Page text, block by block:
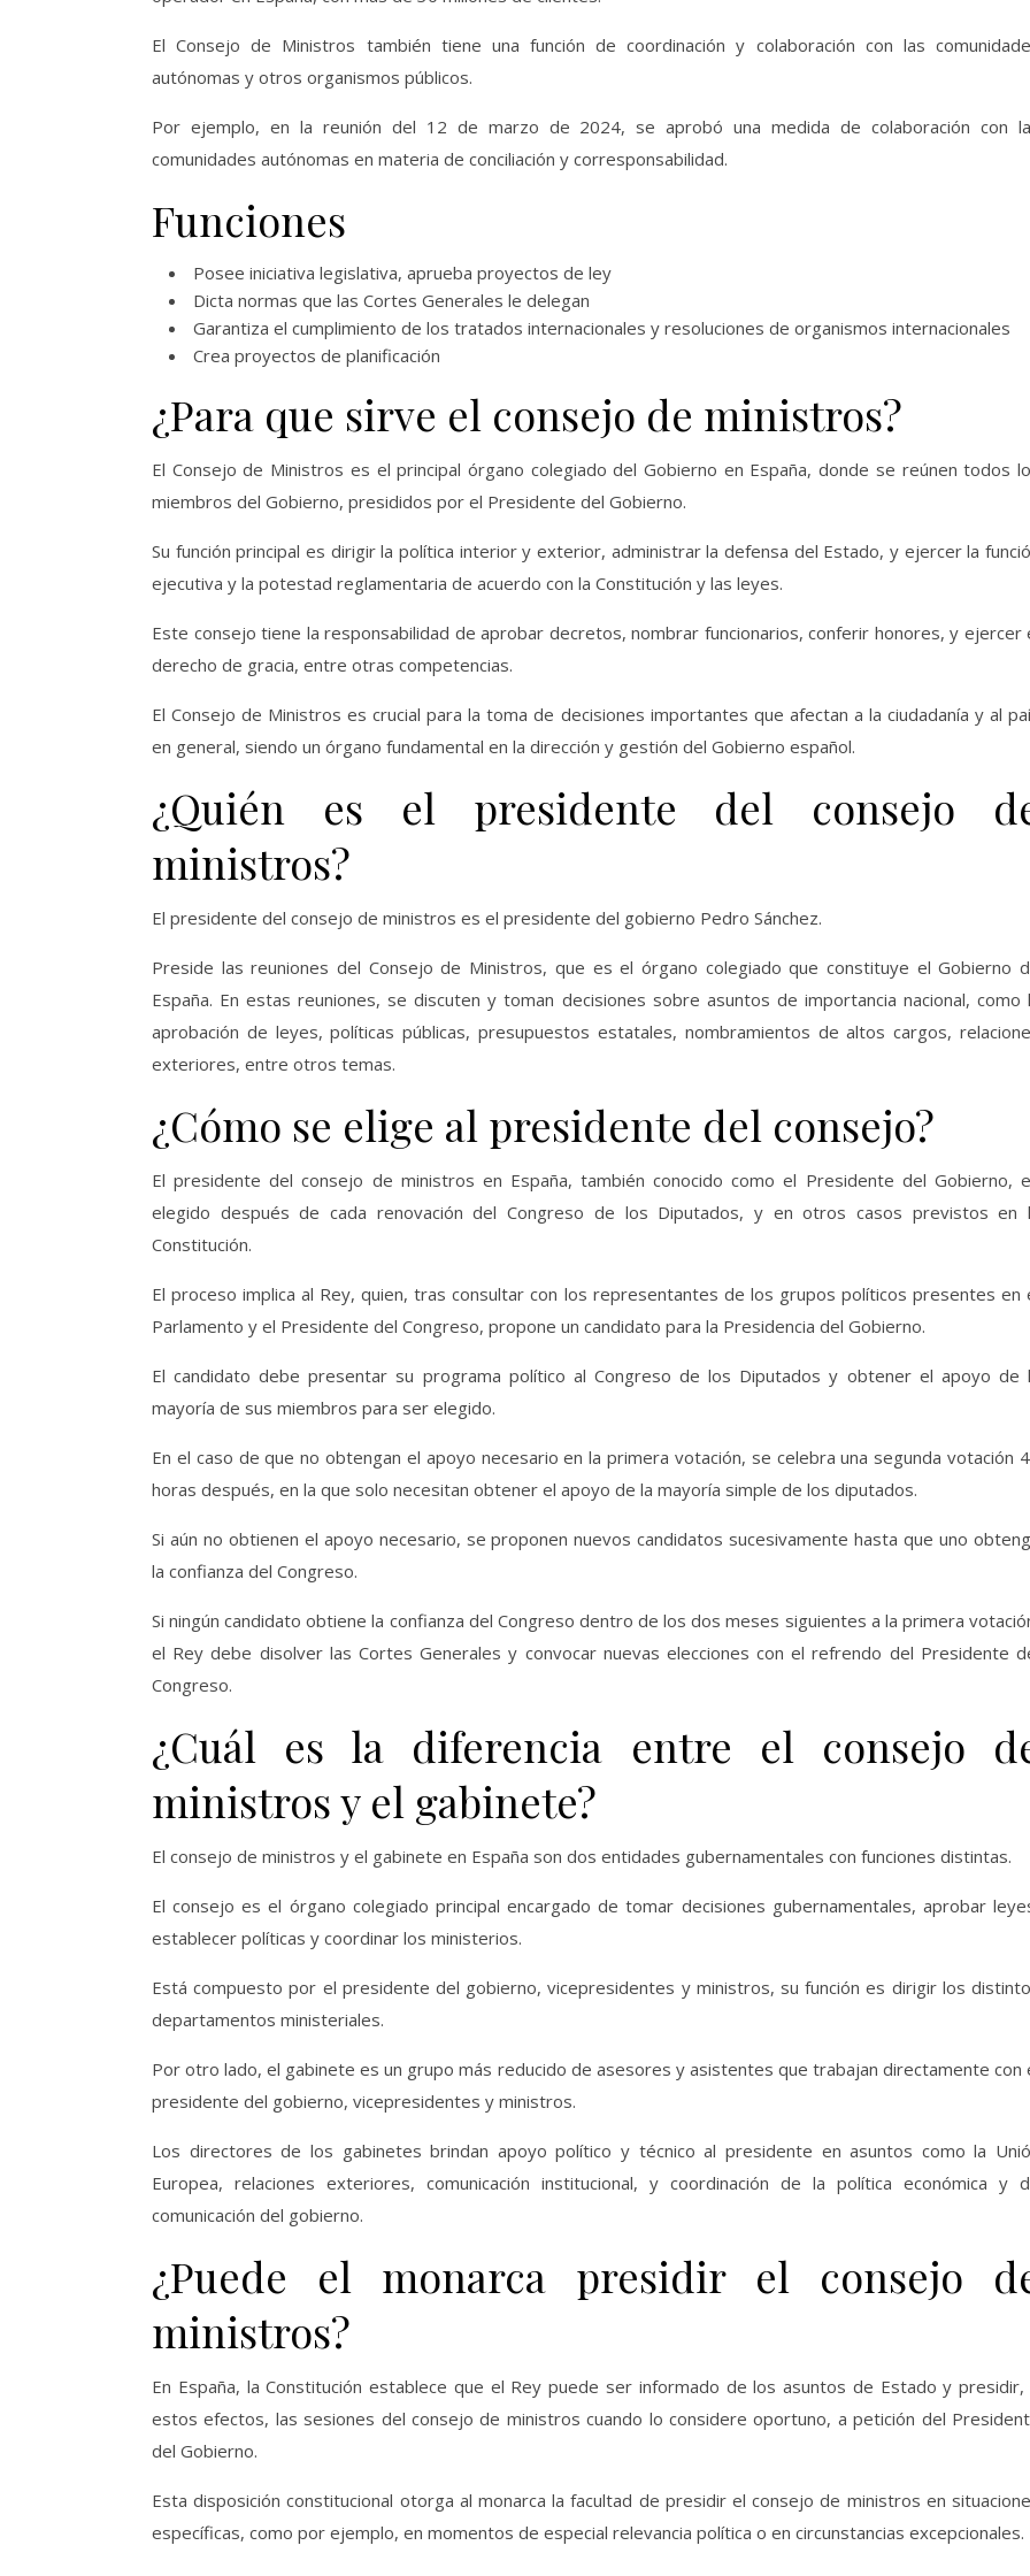
El Consejo de Ministros también tiene una función de coordinación y colaboración con las
autónomas y otros organismos públicos.
Por ejemplo, en la reunión del 12 de marzo de 2024, se aprobó una medida de colaboración con
comunidades autónomas en materia de conciliación y corresponsabilidad.
Funciones
Posee iniciativa legislativa, aprueba proyectos de ley
Dicta normas que las Cortes Generales le delegan
Garantiza el cumplimiento de los tratados internacionales y resoluciones de organismos internacionales
Crea proyectos de planificación
¿Para que sirve el consejo de ministros?
El Consejo de Ministros es el principal órgano colegiado del Gobierno en España, donde se reúnen todos
miembros del Gobierno, presididos por el Presidente del Gobierno.
Su función principal es dirigir la política interior y exterior, administrar la defensa del Estado, y ejercer la
ejecutiva y la potestad reglamentaria de acuerdo con la Constitución y las leyes.
Este consejo tiene la responsabilidad de aprobar decretos, nombrar funcionarios, conferir honores, y ejercer
derecho de gracia, entre otras competencias.
El Consejo de Ministros es crucial para la toma de decisiones importantes que afectan a la ciudadanía y al
en general, siendo un órgano fundamental en la dirección y gestión del Gobierno español.
¿Quién es el presidente del consejo
ministros?
El presidente del consejo de ministros es el presidente del gobierno Pedro Sánchez.
Preside las reuniones del Consejo de Ministros, que es el órgano colegiado que constituye el Gobierno
España. En estas reuniones, se discuten y toman decisiones sobre asuntos de importancia nacional, como
aprobación de leyes, políticas públicas, presupuestos estatales, nombramientos de altos cargos,
exteriores, entre otros temas.
¿Cómo se elige al presidente del consejo?
El presidente del consejo de ministros en España, también conocido como el Presidente del Gobierno,
elegido después de cada renovación del Congreso de los Diputados, y en otros casos previstos en
Constitución.
El proceso implica al Rey, quien, tras consultar con los representantes de los grupos políticos presentes en
Parlamento y el Presidente del Congreso, propone un candidato para la Presidencia del Gobierno.
El candidato debe presentar su programa político al Congreso de los Diputados y obtener el apoyo de
mayoría de sus miembros para ser elegido.
En el caso de que no obtengan el apoyo necesario en la primera votación, se celebra una segunda votación
horas después, en la que solo necesitan obtener el apoyo de la mayoría simple de los diputados.
Si aún no obtienen el apoyo necesario, se proponen nuevos candidatos sucesivamente hasta que uno
la confianza del Congreso.
Si ningún candidato obtiene la confianza del Congreso dentro de los dos meses siguientes a la primera
el Rey debe disolver las Cortes Generales y convocar nuevas elecciones con el refrendo del Presidente
Congreso.
¿Cuál es la diferencia entre el consejo
ministros y el gabinete?
El consejo de ministros y el gabinete en España son dos entidades gubernamentales con funciones distintas.
El consejo es el órgano colegiado principal encargado de tomar decisiones gubernamentales, aprobar
establecer políticas y coordinar los ministerios.
Está compuesto por el presidente del gobierno, vicepresidentes y ministros, su función es dirigir los
departamentos ministeriales.
Por otro lado, el gabinete es un grupo más reducido de asesores y asistentes que trabajan directamente con
presidente del gobierno, vicepresidentes y ministros.
Los directores de los gabinetes brindan apoyo político y técnico al presidente en asuntos como la
Europea, relaciones exteriores, comunicación institucional, y coordinación de la política económica y
comunicación del gobierno.
¿Puede el monarca presidir el consejo
ministros?
En España, la Constitución establece que el Rey puede ser informado de los asuntos de Estado y presidir,
estos efectos, las sesiones del consejo de ministros cuando lo considere oportuno, a petición del
del Gobierno.
Esta disposición constitucional otorga al monarca la facultad de presidir el consejo de ministros en
específicas, como por ejemplo, en momentos de especial relevancia política o en circunstancias excepcionales.